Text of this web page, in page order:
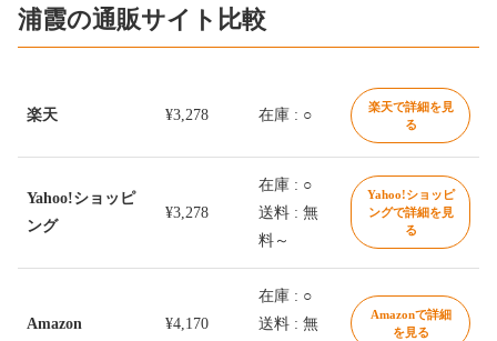
浦霞の通販サイト比較
楽天 ¥3,278 在庫 : ○
楽天で詳細を見
る
Yahoo!ショッピ
ング
¥3,278
在庫 : ○
送料 : 無
料～
Yahoo!ショッピ
ングで詳細を見
る
Amazon ¥4,170
在庫 : ○
送料 : 無
Amazonで詳細
を見る